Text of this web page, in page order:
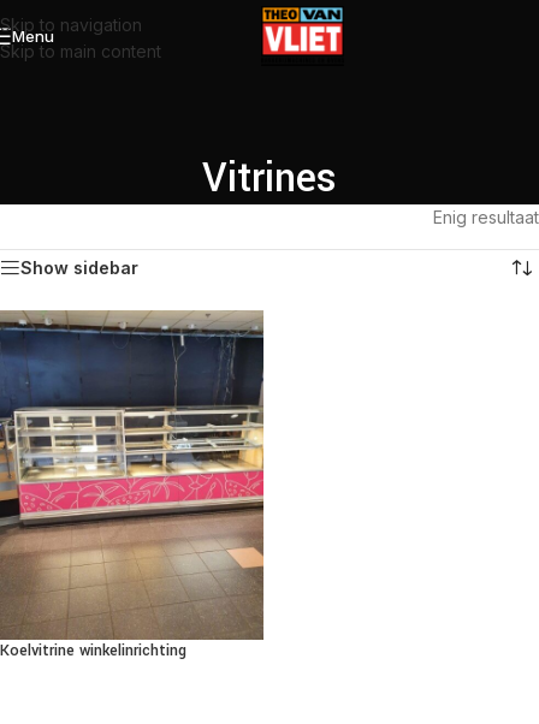
Skip to navigation
Skip to main content
Menu
Vitrines
Enig resultaat
Show sidebar
Koelvitrine winkelinrichting